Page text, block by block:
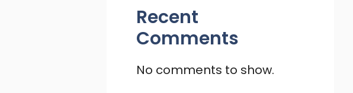
Recent
Comments
No comments to show.